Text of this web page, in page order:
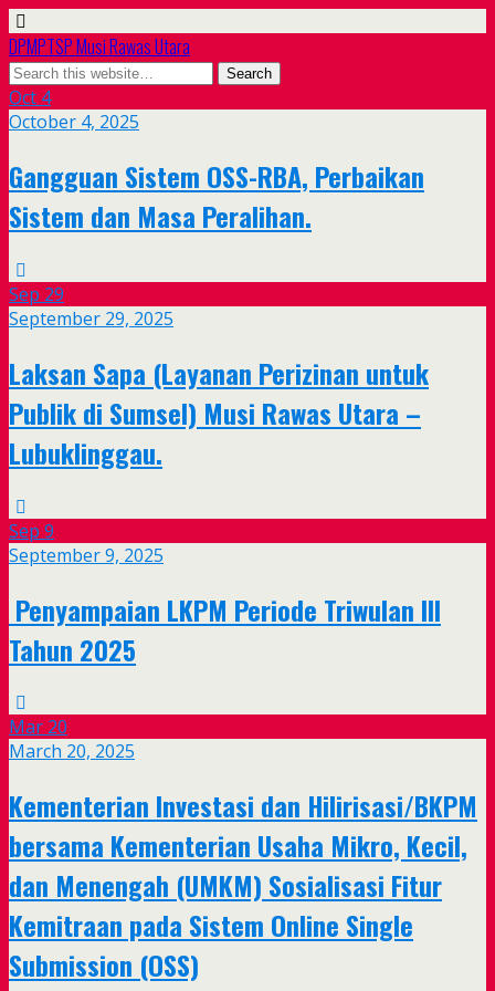
DPMPTSP Musi Rawas Utara
Oct 4
October 4, 2025
Gangguan Sistem OSS-RBA, Perbaikan
Sistem dan Masa Peralihan.
Sep 29
September 29, 2025
Laksan Sapa (Layanan Perizinan untuk
Publik di Sumsel) Musi Rawas Utara –
Lubuklinggau.
Sep 9
September 9, 2025
Penyampaian LKPM Periode Triwulan III
Tahun 2025
Mar 20
March 20, 2025
Kementerian Investasi dan Hilirisasi/BKPM
bersama Kementerian Usaha Mikro, Kecil,
dan Menengah (UMKM) Sosialisasi Fitur
Kemitraan pada Sistem Online Single
Submission (OSS)